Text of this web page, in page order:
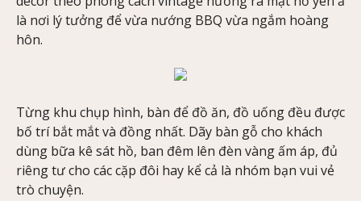
là nơi lý tưởng để vừa nướng BBQ vừa ngắm hoàng
hôn.
Từng khu chụp hình, bàn để đồ ăn, đồ uống đều được
bố trí bắt mắt và đồng nhất. Dãy bàn gỗ cho khách
dùng bữa kê sát hồ, ban đêm lên đèn vàng ấm áp, đủ
riêng tư cho các cặp đôi hay kể cả là nhóm bạn vui vẻ
trò chuyện.